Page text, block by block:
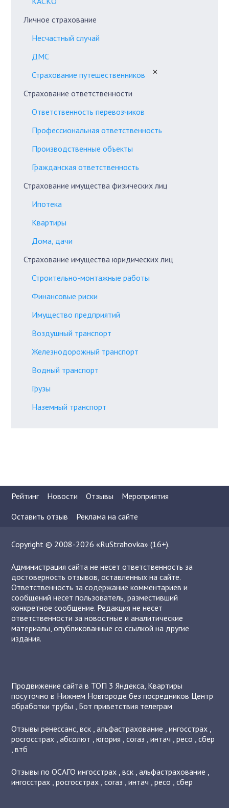
Личное страхование
Несчастный случай
ДМС
Страхование путешественников
✕
Страхование ответственности
Ответственность перевозчиков
Профессиональная ответственность
Производственные объекты
Гражданская ответственность
Страхование имущества физических лиц
Ипотека
Квартиры
Дома, дачи
Страхование имущества юридических лиц
Строительно-монтажные работы
Финансовые риски
Имущество предприятий
Воздушный транспорт
Железнодорожный транспорт
Водный транспорт
Грузы
Наземный транспорт
Рейтинг Новости Отзывы
Мероприятия
Оставить отзыв
Реклама на сайте
Copyright © 2008-2026 «RuStrahovka» (16+).
Администрация сайта не несет ответственность за
достоверность отзывов, оставленных на сайте.
Ответственность за содержание комментариев и
сообщений несет пользователь, разместивший
конкретное сообщение. Редакция не несет
ответственности за новостные и аналитические
материалы, опубликованные со ссылкой на другие
издания.
Продвижение сайта в ТОП 3 Яндекса, Квартиры
посуточно в Нижнем Новгороде без посредников Центр
обработки трубы , Бот приветствия телеграм
Отзывыренессанс,вск ,альфастрахование ,ингосстрах ,
росгосстрах ,абсолют ,югория ,согаз ,интач ,ресо ,сбер
,втб
Отзывы по ОСАГОингосстрах ,вск ,альфастрахование ,
ингосстрах ,росгосстрах ,согаз ,интач ,ресо ,сбер